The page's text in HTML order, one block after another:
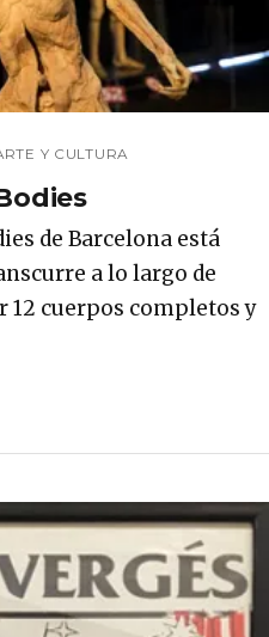
Y CULTURA
de Barcelona está
a lo largo de
12 cuerpos completos y